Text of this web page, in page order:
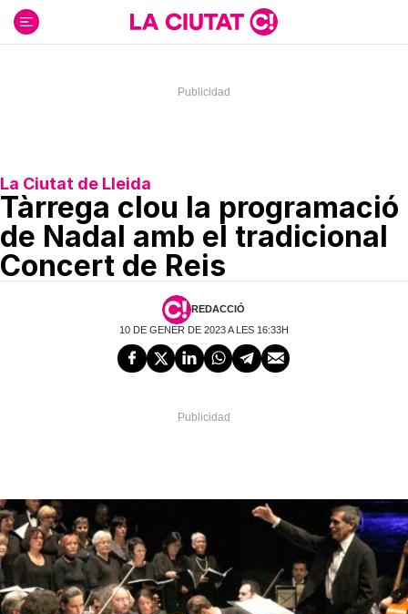
contenido
La Ciutat de Lleida
Tàrrega clou la programació
de Nadal amb el tradicional
Concert de Reis
REDACCIÓ
10 DE GENER DE 2023 A LES 16:33H